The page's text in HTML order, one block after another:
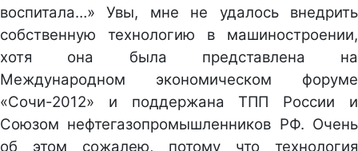
воспитала…» Увы, мне не удалось внедрить
собственную технологию в машиностроении,
хотя она была представлена на
Международном экономическом форуме
«Сочи-2012» и поддержана ТПП России и
Союзом нефтегазопромышленников РФ. Очень
об этом сожалею, потому что технология